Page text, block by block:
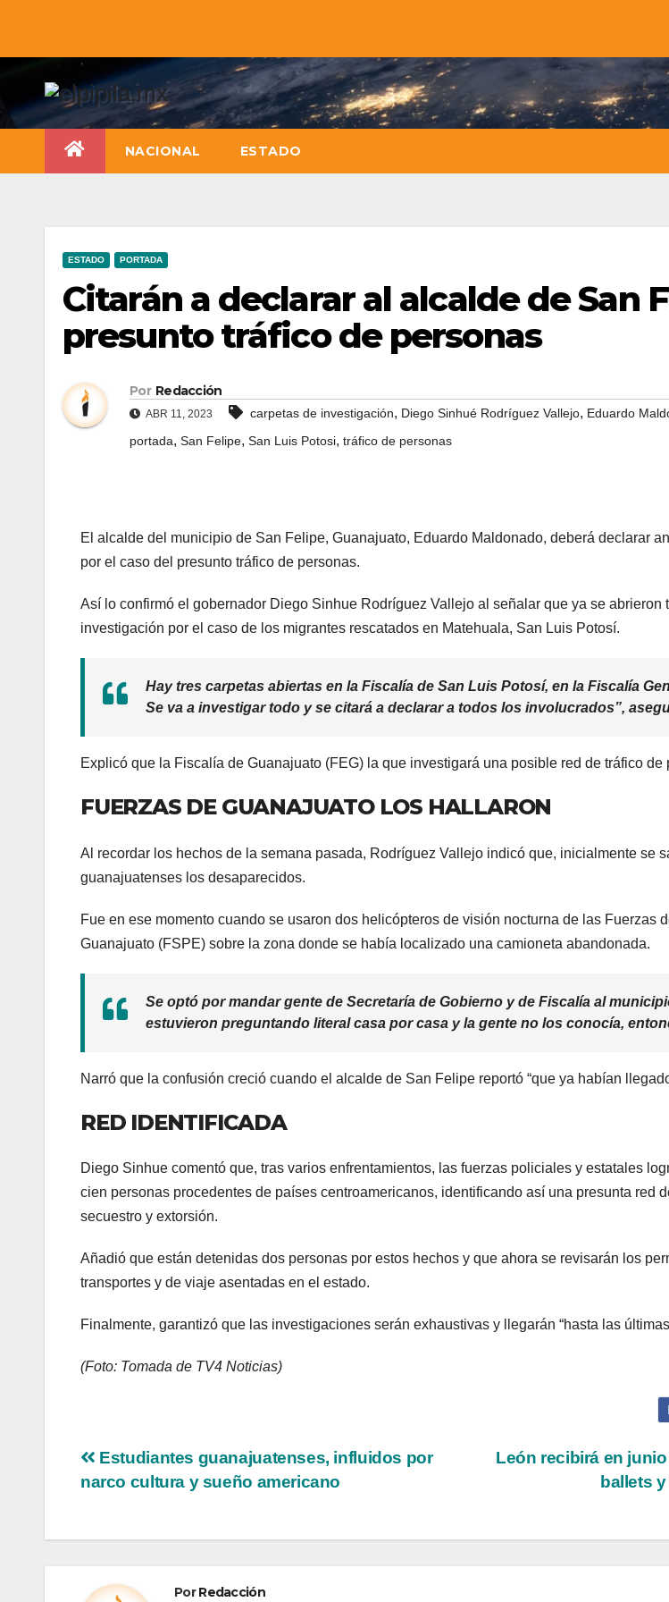
NACIONAL ESTADO
ESTADO PORTADA
Citarán a declarar al alcalde de San
presunto tráfico de personas
Por Redacción
ABR 11, 2023 carpetas de investigación, Diego Sinhué Rodríguez Vallejo, Eduardo
portada, San Felipe, San Luis Potosi, tráfico de personas
El alcalde del municipio de San Felipe, Guanajuato, Eduardo Maldonado, deberá declarar
por el caso del presunto tráfico de personas.
Así lo confirmó el gobernador Diego Sinhue Rodríguez Vallejo al señalar que ya se abrieron
investigación por el caso de los migrantes rescatados en Matehuala, San Luis Potosí.
Hay tres carpetas abiertas en la Fiscalía de San Luis Potosí, en la Fiscalía
Se va a investigar todo y se citará a declarar a todos los involucrados”,
Explicó que la Fiscalía de Guanajuato (FEG) la que investigará una posible red de tráfico de
FUERZAS DE GUANAJUATO LOS HALLARON
Al recordar los hechos de la semana pasada, Rodríguez Vallejo indicó que, inicialmente se
guanajuatenses los desaparecidos.
Fue en ese momento cuando se usaron dos helicópteros de visión nocturna de las Fuerzas
Guanajuato (FSPE) sobre la zona donde se había localizado una camioneta abandonada.
Se optó por mandar gente de Secretaría de Gobierno y de Fiscalía al
estuvieron preguntando literal casa por casa y la gente no los conocía,
Narró que la confusión creció cuando el alcalde de San Felipe reportó “que ya habían
RED IDENTIFICADA
Diego Sinhue comentó que, tras varios enfrentamientos, las fuerzas policiales y estatales
cien personas procedentes de países centroamericanos, identificando así una presunta red
secuestro y extorsión.
Añadió que están detenidas dos personas por estos hechos y que ahora se revisarán los
transportes y de viaje asentadas en el estado.
Finalmente, garantizó que las investigaciones serán exhaustivas y llegarán “hasta las
(Foto: Tomada de TV4 Noticias)
León recibirá en
ballets
Estudiantes guanajuatenses, influidos por
narco cultura y sueño americano
PorRedacción